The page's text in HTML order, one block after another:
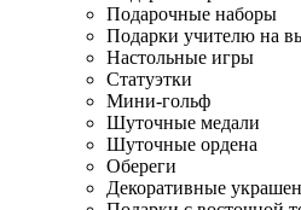
Подарочные наборы
Подарки учителю на
Настольные игры
Статуэтки
Мини-гольф
Шуточные медали
Шуточные ордена
Обереги
Декоративные